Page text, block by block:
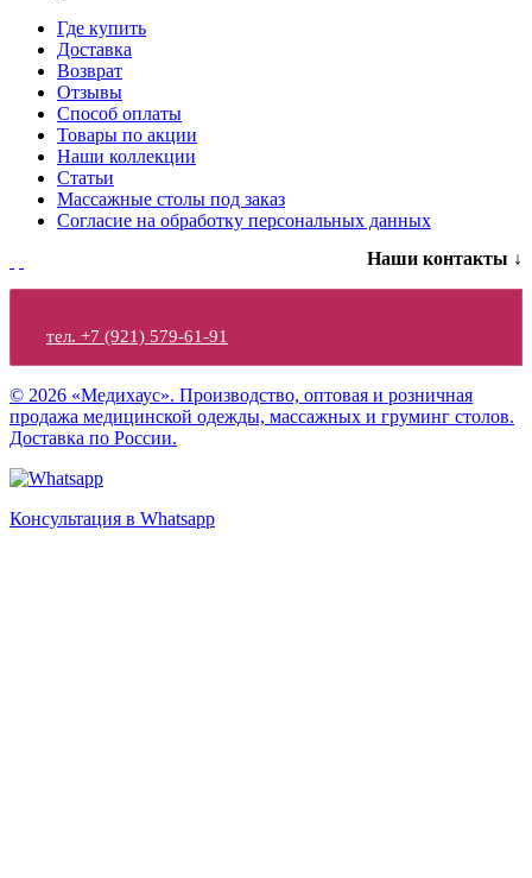
Где купить
Доставка
Возврат
Отзывы
Способ оплаты
Товары по акции
Наши коллекции
Статьи
Массажные столы под заказ
Согласие на обработку персональных данных
Наши контакты ↓
тел. +7 (921) 579-61-91
© 2026 «Медихаус». Производство, оптовая и розничная
продажа медицинской одежды, массажных и груминг столов.
Доставка по России.
Консультация в Whatsapp